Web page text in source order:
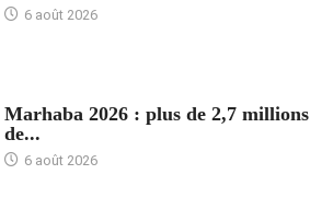
6 août 2026
Marhaba 2026 : plus de 2,7 millions
de...
6 août 2026